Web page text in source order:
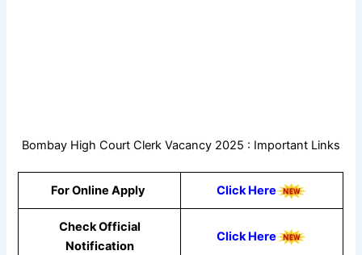
Bombay High Court Clerk Vacancy 2025 : Important Links
For Online Apply Click Here
Check Official
Notification
Click Here